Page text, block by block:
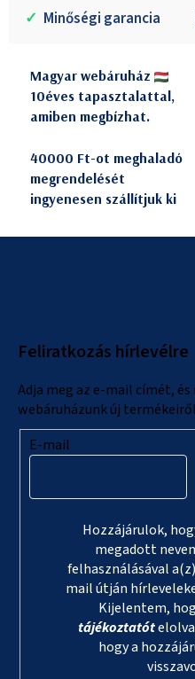
✓ Minőségi garancia
Magyar webáruház
10éves tapasztalattal,
amiben megbízhat.
40000 Ft-ot meghaladó
megrendelését
ingyenesen szállítjuk ki
Feliratkozás hírlevélre
Adja meg az e-mail címét,
webáruházunk új
E-mail
Hozzájárulok,
megadott
felhasználásával a(z)
mail útján
Kijelentem,
tájékoztatót
hogy a